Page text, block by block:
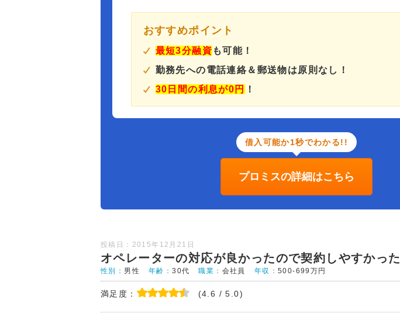
おすすめポイント
最短3分融資 も可能！
勤務先への電話連絡＆郵送物は原則なし！
30日間の利息が0円
！
借入可能か1秒でわかる!!
プロミスの詳細はこちら
投稿日：2015年12月21日
オペレーターの対応が良かったので契約しやすかった
性別： 男性 年齢：30代 職業： 会社員 年収：500-699万円
満足度： (4.6 / 5.0)